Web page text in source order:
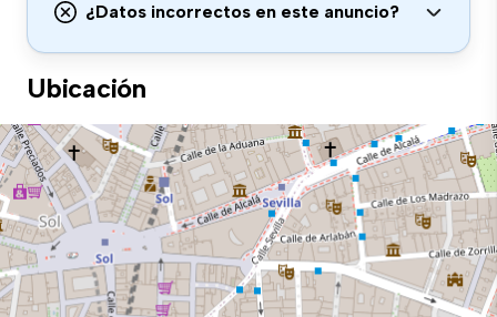
¿Datos incorrectos en este anuncio?
Ubicación